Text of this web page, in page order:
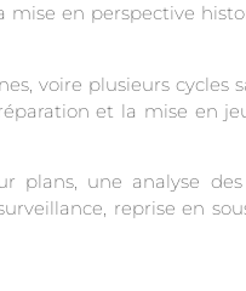
mise en perspective
voire plusieurs cycles
et la mise en
plans, une analyse des
reprise en